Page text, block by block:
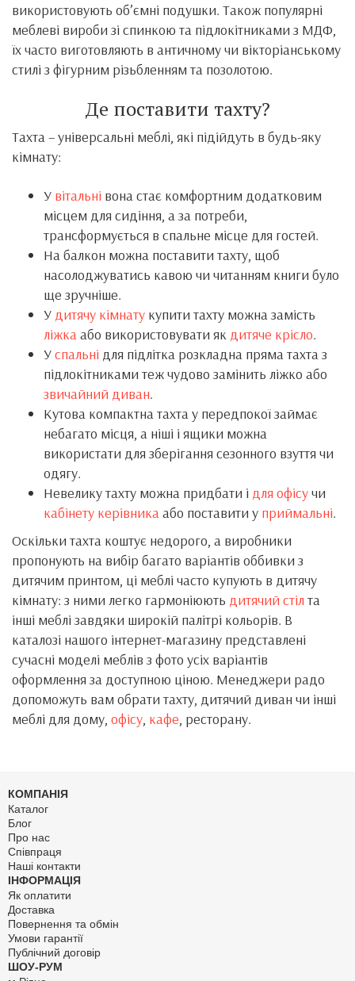
використовують об’ємні подушки. Також популярні
меблеві вироби зі спинкою та підлокітниками з МДФ,
їх часто виготовляють в античному чи вікторіанському
стилі з фігурним різьбленням та позолотою.
Де поставити тахту?
Тахта – універсальні меблі, які підійдуть в будь-яку
кімнату:
У вітальні вона стає комфортним додатковим
місцем для сидіння, а за потреби,
трансформується в спальне місце для гостей.
На балкон можна поставити тахту, щоб
насолоджуватись кавою чи читанням книги було
ще зручніше.
У дитячу кімнату купити тахту можна замість
ліжкаабо використовувати як дитяче крісло.
Успальні для підлітка розкладна пряма тахта з
підлокітниками теж чудово замінить ліжко або
звичайний диван.
Кутова компактна тахта у передпокої займає
небагато місця, а ніші і ящики можна
використати для зберігання сезонного взуття чи
одягу.
Невелику тахту можна придбати і для офісучи
кабінету керівникаабо поставити у приймальні.
Оскільки тахта коштує недорого, а виробники
пропонують на вибір багато варіантів оббивки з
дитячим принтом, ці меблі часто купують в дитячу
кімнату: з ними легко гармоніюють дитячий стіл та
інші меблі завдяки широкій палітрі кольорів. В
каталозі нашого інтернет-магазину представлені
сучасні моделі меблів з фото усіх варіантів
оформлення за доступною ціною. Менеджери радо
допоможуть вам обрати тахту, дитячий диван чи інші
меблі для дому, офісу, кафе, ресторану.
КОМПАНІЯ
Каталог
Блог
Про нас
Співпраця
Наші контакти
ІНФОРМАЦІЯ
Як оплатити
Доставка
Повернення та обмін
Умови гарантії
Публічний договір
ШОУ-РУМ